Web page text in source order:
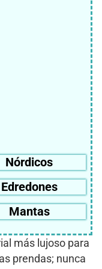
Nórdicos
Edredones
Mantas
más lujoso para
prendas; nunca